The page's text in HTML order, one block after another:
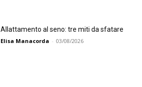
Allattamento al seno: tre miti da sfatare
Elisa Manacorda - 03/08/2026